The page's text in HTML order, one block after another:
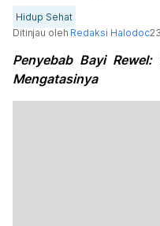
Hidup Sehat
Ditinjau oleh Redaksi Halodoc
Penyebab Bayi
Mengatasinya